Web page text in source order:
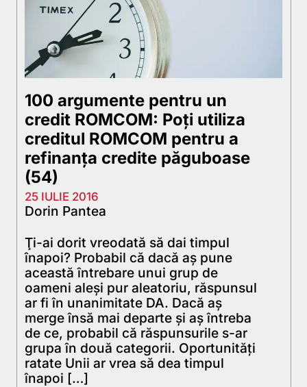
100 argumente pentru un
credit ROMCOM: Poți utiliza
creditul ROMCOM pentru a
refinanța credite păguboase
(54)
25 IULIE 2016
Dorin Pantea
Ţi-ai dorit vreodată să dai timpul
înapoi? Probabil că dacă aş pune
această întrebare unui grup de
oameni aleşi pur aleatoriu, răspunsul
ar fi în unanimitate DA. Dacă aş
merge însă mai departe şi aş întreba
de ce, probabil că răspunsurile s-ar
grupa în două categorii. Oportunități
ratate Unii ar vrea să dea timpul
înapoi […]